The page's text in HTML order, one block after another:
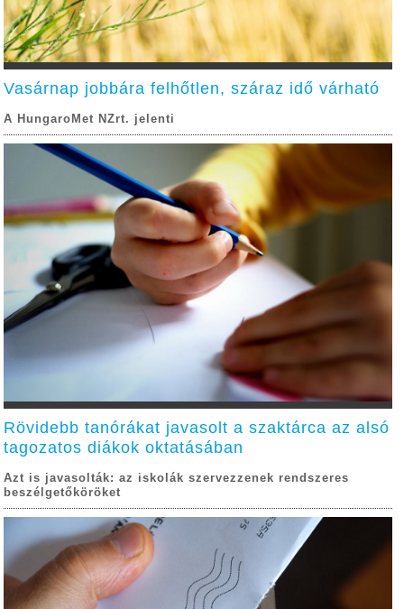
Vasárnap jobbára felhőtlen, száraz idő várható
A HungaroMet NZrt. jelenti
Rövidebb tanórákat javasolt a szaktárca az alsó
tagozatos diákok oktatásában
Azt is javasolták: az iskolák szervezzenek rendszeres
beszélgetőköröket